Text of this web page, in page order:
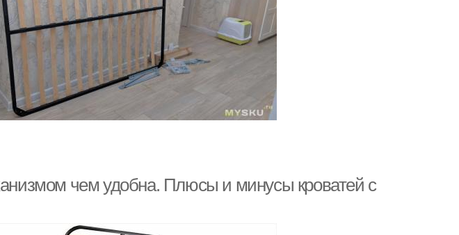
чем удобна. Плюсы и минусы кроватей с